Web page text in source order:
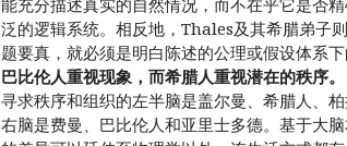
泛的逻辑系统。相反地，Thales及其希腊弟子
题要真，就必须是明白陈述的公理或假设体系
巴比伦人重视现象，而希腊人重视潜在的秩序。
寻求秩序和组织的左半脑是盖尔曼、希腊人、
右脑是费曼、巴比伦人和亚里士多德。基于大